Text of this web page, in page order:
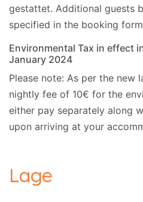
gestattet. Additional guests
specified in the booking
Environmental Tax in effect
January 2024
Please note: As per the new
nightly fee of 10€ for the
either pay separately along
upon arriving at your
Lage